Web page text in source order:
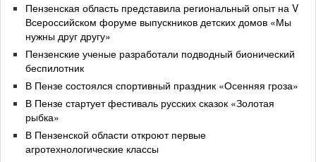
Пензенская область представила региональный опыт на V
Всероссийском форуме выпускников детских домов «Мы
нужны друг другу»
Пензенские ученые разработали подводный бионический
беспилотник
В Пензе состоялся спортивный праздник «Осенняя гроза»
В Пензе стартует фестиваль русских сказок «Золотая
рыбка»
В Пензенской области откроют первые
агротехнологические классы